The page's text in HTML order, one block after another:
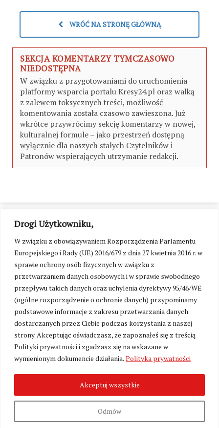
Drogi Użytkowniku,
W związku z obowiązywaniem Rozporządzenia Parlamentu
Europejskiego i Rady (UE) 2016/679 z dnia 27 kwietnia 2016 r. w
sprawie ochrony osób fizycznych w związku z
przetwarzaniem danych osobowych i w sprawie swobodnego
przepływu takich danych oraz uchylenia dyrektywy 95/46/WE
(ogólne rozporządzenie o ochronie danych) przypominamy
podstawowe informacje z zakresu przetwarzania danych
dostarczanych przez Ciebie podczas korzystania z naszej
strony. Akceptując oświadczasz, że zapoznałeś się z treścią
Polityki prywatności i zgadzasz się na wskazane w
wymienionym dokumencie działania. Polityka prywatności
Odmów
Akceptuj wszystkie
WRÓĆ NA STRONĘ GŁÓWNĄ
SEKCJA KOMENTARZY TYMCZASOWO
NIEDOSTĘPNA
W związku z przygotowaniami do uruchomienia
platformy wsparcia portalu Kresy24.pl oraz walką
z zalewem toksycznych treści, możliwość
komentowania została czasowo zawieszona. Już
wkrótce przywrócimy sekcję komentarzy w nowej,
kulturalnej formule – jako przestrzeń dostępną
wyłącznie dla naszych stałych Czytelników i
Patronów wspierających utrzymanie redakcji.
Zmień ustawienia cookies
2026. Wszelkie Prawa Zastrzeżone.
Polityka prywatności
Fundacja Wolność i Demokracja